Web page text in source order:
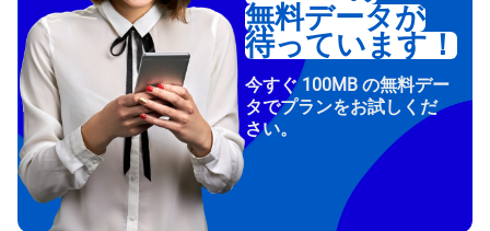
無料データが
待っています！
今すぐ 100MB の無料デー
タでプランをお試しくだ
さい。